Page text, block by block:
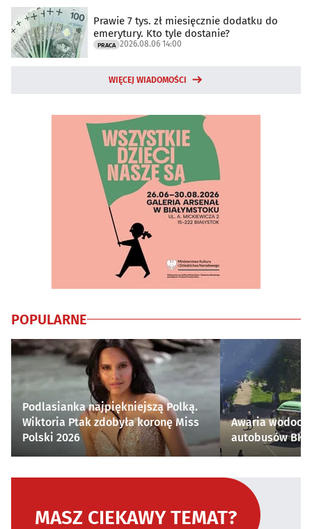
Prawie 7 tys. zł miesięcznie dodatku do
emerytury. Kto tyle dostanie?
PRACA 2026.08.06 14:00
WIĘCEJ WIADOMOŚCI
POPULARNE
Podlasianka najpiękniejszą Polką.
Wiktoria Ptak zdobyła koronę Miss
Polski 2026
Awaria
autobusów
MASZ CIEKAWY TEMAT?